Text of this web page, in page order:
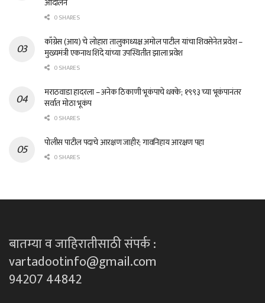
0 SHARES
काँग्रेस (आय) चे लोहारा तालुकाध्यक्ष अमोल पाटील यांचा शिवसेनेत प्रवेश –
मुख्यमंत्री एकनाथ शिंदे यांच्या उपस्थितीत झाला प्रवेश
0 SHARES
मराठवाडा हादरला – अनेक ठिकाणी भूकंपाचे धक्के; १९९३ च्या भूकंपानंतर
सर्वात मोठा भूकंप
0 SHARES
पोलीस पाटील पदाचे आरक्षण जाहीर; गावनिहाय आरक्षण पहा
0 SHARES
बातम्या व जाहिरातीसाठी संपर्क :
vartadootinfo@gmail.com
94207 44842